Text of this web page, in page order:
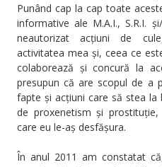
Punând cap la cap toate
informative ale M.A.I., S.R.I.
neautorizat acțiuni de
activitatea mea și, ceea ce
colaborează și concură la
presupun că are scopul de a
fapte și acțiuni care să stea la
de proxenetism și
care eu le-aș desfășura.
În anul 2011 am constatat